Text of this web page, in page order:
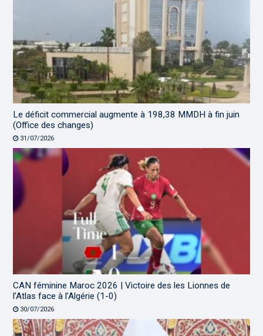
Le déficit commercial augmente à 198,38 MMDH à fin juin
(Office des changes)
31/07/2026
CAN féminine Maroc 2026 | Victoire des les Lionnes de
l’Atlas face à l’Algérie (1-0)
30/07/2026